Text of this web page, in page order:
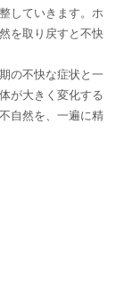
していきます。ホ
を取り戻すと不快
の不快な症状と一
が大きく変化する
自然を、一遍に精